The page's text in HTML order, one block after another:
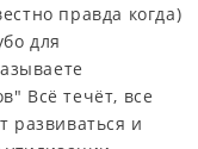
правда когда)
для
Всё течёт, все
развиваться и